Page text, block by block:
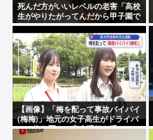
死んだ方がいいレベルの老害「高校
生がやりたがってんだから甲子園で
やらせろ！」
【画像】「梅を配って事故バイバイ
(梅梅)」地元の女子高生がドライバ
ーに梅を配って安全運転を呼びかけ